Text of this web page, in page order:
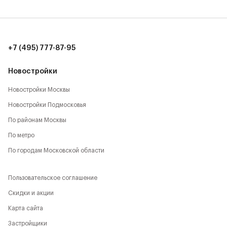
- Парк Будущего,
- Национальный парк,
- Лосиный остров,
- Главный Ботанический сад,
- ВДНХ,
- Парк Останкино,
Новостройки
Новостройки Москвы
Новостройки Подмосковья
По районам Москвы
По метро
По городам Московской области
+7 (495) 777-87-95
Пользовательское соглашение
Скидки и акции
Карта сайта
Застройщики